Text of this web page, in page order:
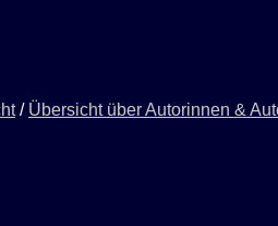
/ Übersicht über Autorinnen &